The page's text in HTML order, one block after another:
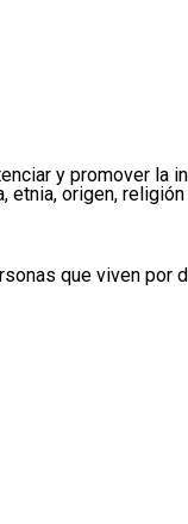
y promover la
etnia, origen,
que viven por